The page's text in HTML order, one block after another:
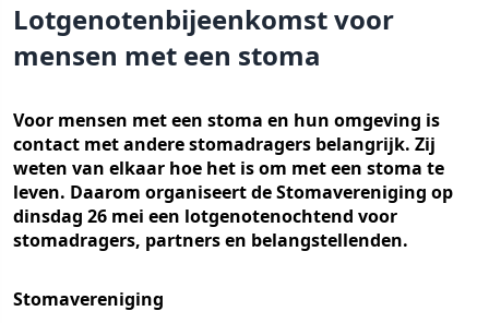
Lotgenotenbijeenkomst voor
mensen met een stoma
Voor mensen met een stoma en hun omgeving is
contact met andere stomadragers belangrijk. Zij
weten van elkaar hoe het is om met een stoma te
leven. Daarom organiseert de Stomavereniging op
dinsdag 26 mei een lotgenotenochtend voor
stomadragers, partners en belangstellenden.
Stomavereniging